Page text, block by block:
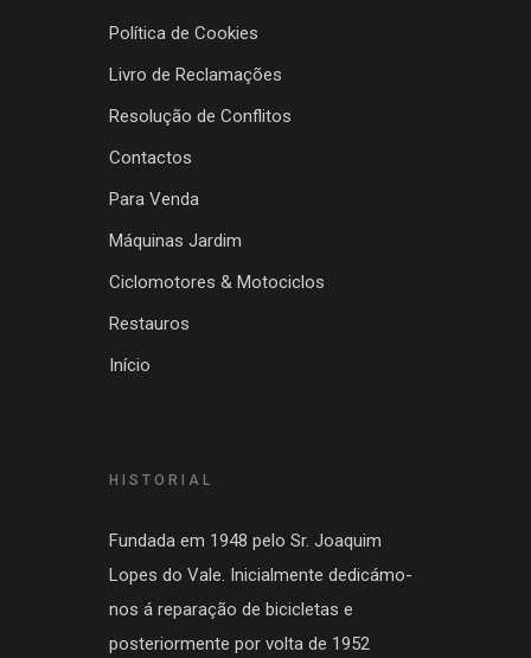
Política de Cookies
Livro de Reclamações
Resolução de Conflitos
Contactos
Para Venda
Máquinas Jardim
Ciclomotores & Motociclos
Restauros
Início
HISTORIAL
Fundada em 1948 pelo Sr. Joaquim
Lopes do Vale. Inicialmente dedicámo-
nos á reparação de bicicletas e
posteriormente por volta de 1952